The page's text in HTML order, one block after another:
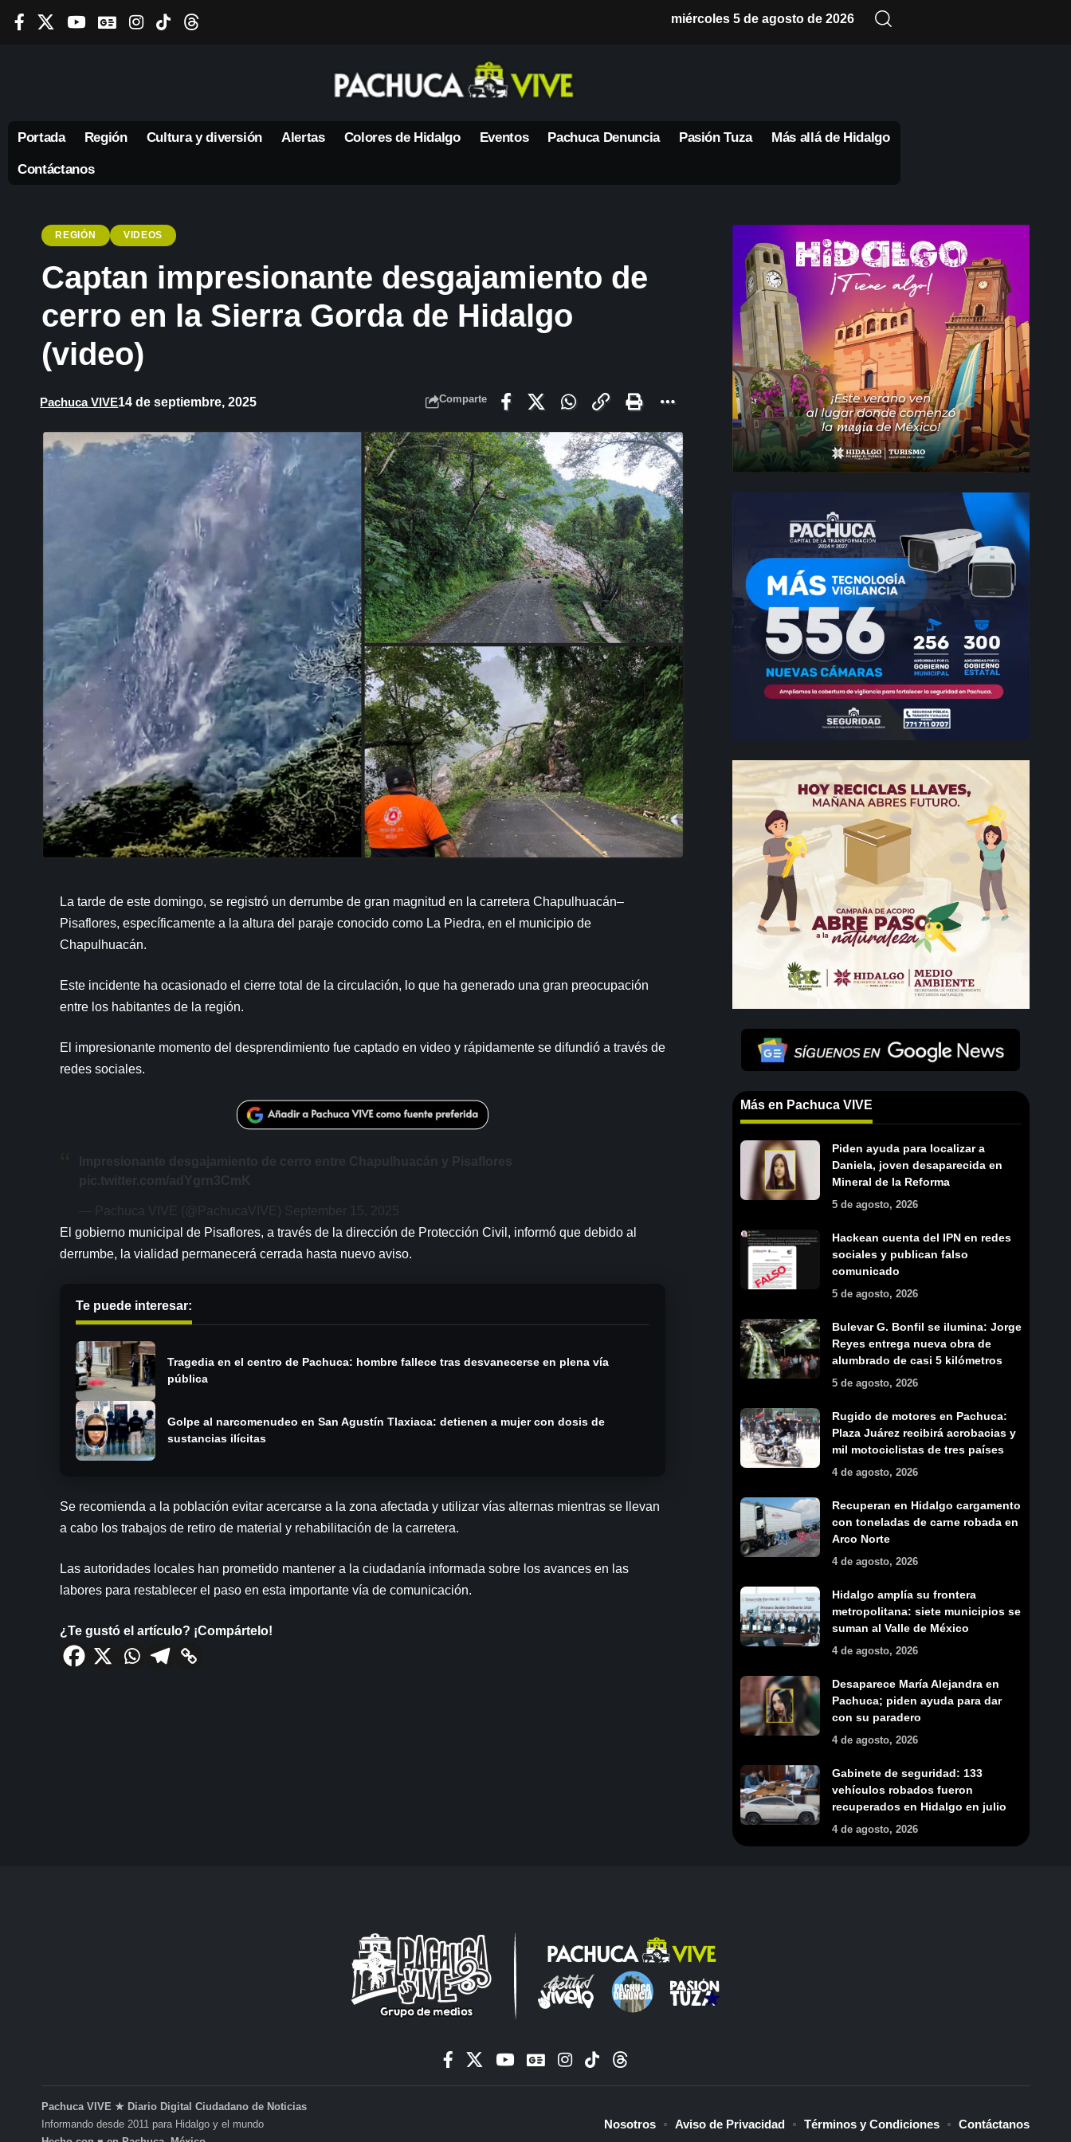
miércoles 5 de agosto de 2026
Portada Región Cultura y diversión Alertas Colores de Hidalgo Eventos Pachuca Denuncia Pasión Tuza Más allá de Hidalgo
Contáctanos
REGIÓN VIDEOS
Captan impresionante desgajamiento de
cerro en la Sierra Gorda de Hidalgo
(video)
Pachuca VIVE14 de septiembre, 2025 Comparte
La tarde de este domingo, se registró un derrumbe de gran magnitud en la carretera Chapulhuacán–
Pisaflores, específicamente a la altura del paraje conocido como La Piedra, en el municipio de
Chapulhuacán.
Este incidente ha ocasionado el cierre total de la circulación, lo que ha generado una gran preocupación
entre los habitantes de la región.
El impresionante momento del desprendimiento fue captado en video y rápidamente se difundió a través de
redes sociales.
El gobierno municipal de Pisaflores, a través de la dirección de Protección Civil, informó que debido al
derrumbe, la vialidad permanecerá cerrada hasta nuevo aviso.
Te puede interesar:
Tragedia en el centro de Pachuca: hombre fallece tras desvanecerse en plena vía
pública
Golpe al narcomenudeo en San Agustín Tlaxiaca: detienen a mujer con dosis de
sustancias ilícitas
Se recomienda a la población evitar acercarse a la zona afectada y utilizar vías alternas mientras se llevan
a cabo los trabajos de retiro de material y rehabilitación de la carretera.
Las autoridades locales han prometido mantener a la ciudadanía informada sobre los avances en las
labores para restablecer el paso en esta importante vía de comunicación.
¿Te gustó el artículo? ¡Compártelo!
Más en Pachuca VIVE
Piden ayuda para localizar a
Daniela, joven desaparecida en
Mineral de la Reforma
5 de agosto, 2026
Hackean cuenta del IPN en redes
sociales y publican falso
comunicado
5 de agosto, 2026
Bulevar G. Bonfil se ilumina: Jorge
Reyes entrega nueva obra de
alumbrado de casi 5 kilómetros
5 de agosto, 2026
Rugido de motores en Pachuca:
Plaza Juárez recibirá acrobacias y
mil motociclistas de tres países
4 de agosto, 2026
Recuperan en Hidalgo cargamento
con toneladas de carne robada en
Arco Norte
4 de agosto, 2026
Hidalgo amplía su frontera
metropolitana: siete municipios se
suman al Valle de México
4 de agosto, 2026
Desaparece María Alejandra en
Pachuca; piden ayuda para dar
con su paradero
4 de agosto, 2026
Gabinete de seguridad: 133
vehículos robados fueron
recuperados en Hidalgo en julio
4 de agosto, 2026
Pachuca VIVE ★ Diario Digital Ciudadano de Noticias
Informando desde 2011 para Hidalgo y el mundo
Nosotros Aviso de Privacidad Términos y Condiciones Contáctanos